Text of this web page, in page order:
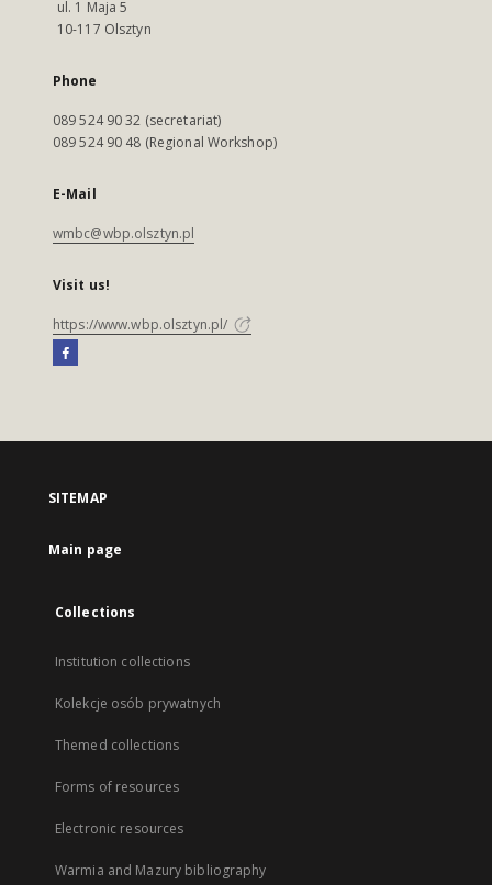
ul. 1 Maja 5
10-117 Olsztyn
Phone
089 524 90 32 (secretariat)
089 524 90 48 (Regional Workshop)
E-Mail
wmbc@wbp.olsztyn.pl
Visit us!
https://www.wbp.olsztyn.pl/
SITEMAP
Main page
Collections
Institution collections
Kolekcje osób prywatnych
Themed collections
Forms of resources
Electronic resources
Warmia and Mazury bibliography